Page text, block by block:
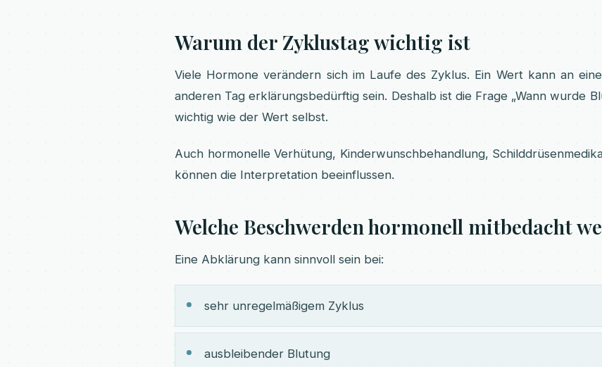
Warum der Zyklustag wichtig ist
Viele Hormone verändern sich im Laufe des Zyklus. Ein Wert kann an
anderen Tag erklärungsbedürftig sein. Deshalb ist die Frage „Wann wurde
wichtig wie der Wert selbst.
Auch hormonelle Verhütung, Kinderwunschbehandlung,
können die Interpretation beeinflussen.
Welche Beschwerden hormonell mitbedacht
Eine Abklärung kann sinnvoll sein bei:
sehr unregelmäßigem Zyklus
ausbleibender Blutung